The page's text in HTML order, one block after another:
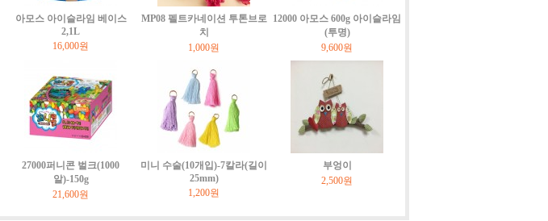
아모스 아이슬라임 베이스
2,1L
16,000원
MP08 펠트카네이션 투톤브로
치
1,000원
12000 아모스 600g 아이슬라임
(투명)
9,600원
27000퍼니콘 벌크(1000
알)-150g
21,600원
미니 수술(10개입)-7칼라(길이
25mm)
1,200원
부엉이
2,500원